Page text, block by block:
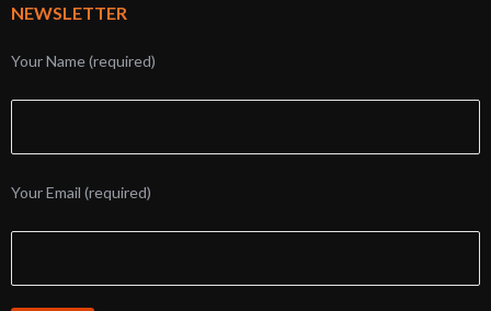
NEWSLETTER
Your Name (required)
Your Email (required)